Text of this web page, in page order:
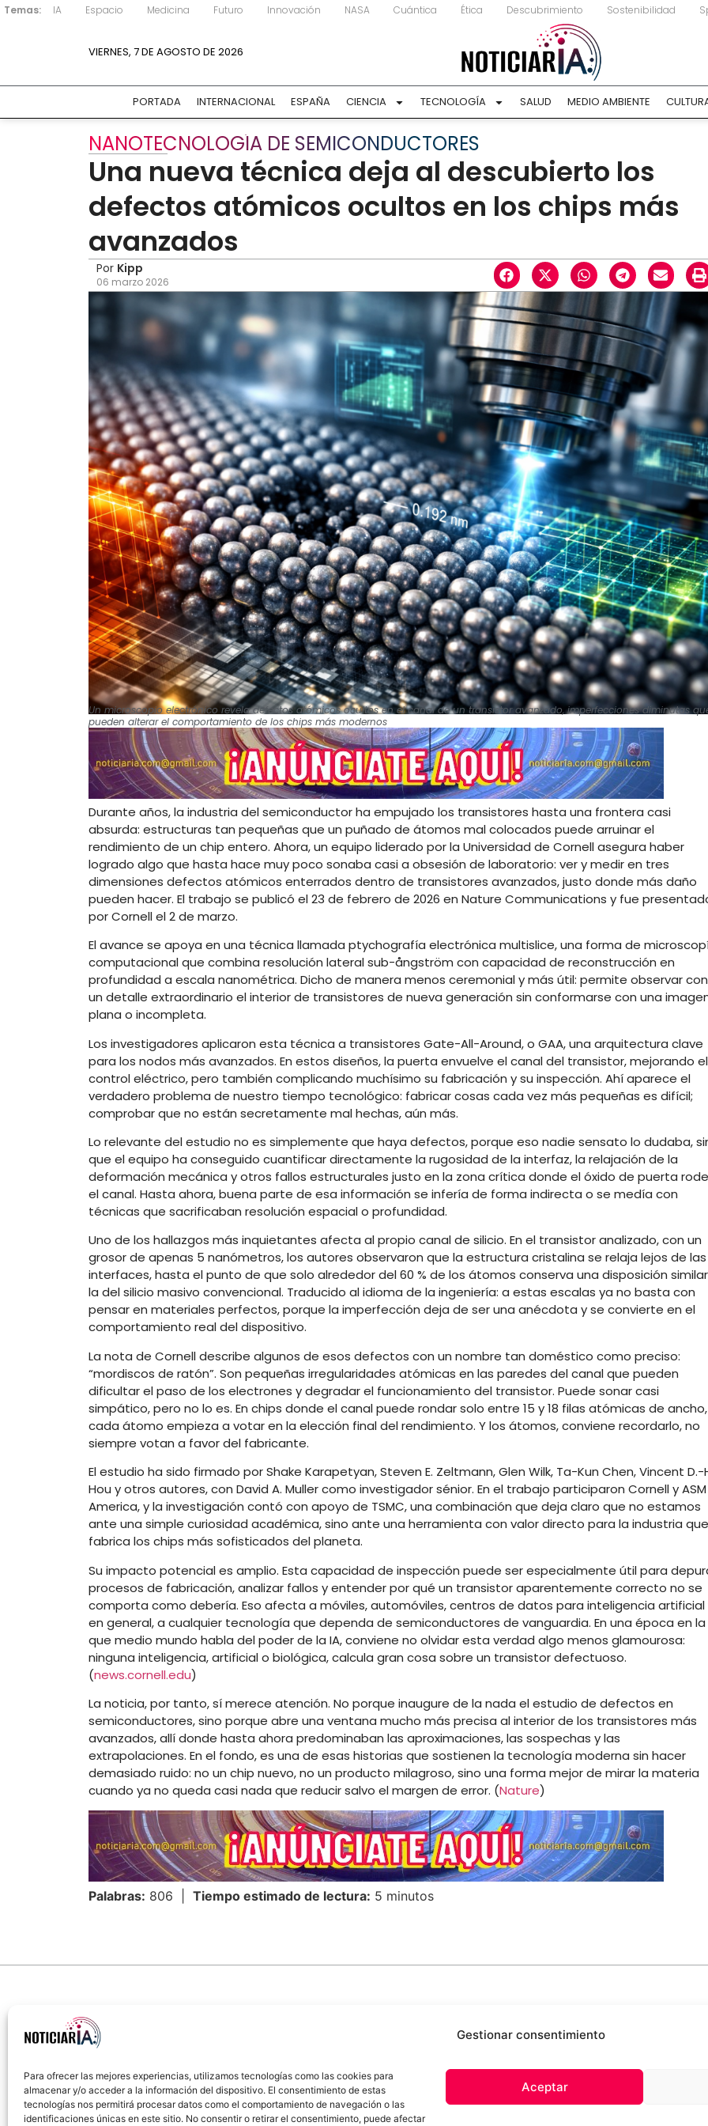
Gestionar consentimiento
Para ofrecer las mejores experiencias, utilizamos tecnologías como las cookies para
almacenar y/o acceder a la información del dispositivo. El consentimiento de estas
tecnologías nos permitirá procesar datos como el comportamiento de navegación o las
identificaciones únicas en este sitio. No consentir o retirar el consentimiento, puede afectar
Aceptar
Temas: IA Espacio Medicina Futuro Innovación NASA Cuántica Ética Descubrimiento Sostenibilidad
VIERNES, 7 DE AGOSTO DE 2026
PORTADA INTERNACIONAL ESPAÑA CIENCIA TECNOLOGÍA SALUD MEDIO AMBIENTE
NANOTECNOLOGÍA DE SEMICONDUCTORES
Una nueva técnica deja al descubierto los
defectos atómicos ocultos en los chips más
avanzados
Por Kipp
06 marzo 2026
Un microscopio electrónico revela defectos atómicos ocultos en el canal de un transistor avanzado, imperfecciones diminutas
pueden alterar el comportamiento de los chips más modernos
Durante años, la industria del semiconductor ha empujado los transistores hasta una frontera casi
absurda: estructuras tan pequeñas que un puñado de átomos mal colocados puede arruinar el
rendimiento de un chip entero. Ahora, un equipo liderado por la Universidad de Cornell asegura haber
logrado algo que hasta hace muy poco sonaba casi a obsesión de laboratorio: ver y medir en tres
dimensiones defectos atómicos enterrados dentro de transistores avanzados, justo donde más daño
pueden hacer. El trabajo se publicó el 23 de febrero de 2026 en Nature Communications y fue
por Cornell el 2 de marzo.
El avance se apoya en una técnica llamada ptychografía electrónica multislice, una forma de
computacional que combina resolución lateral sub-ångström con capacidad de reconstrucción en
profundidad a escala nanométrica. Dicho de manera menos ceremonial y más útil: permite observar con
un detalle extraordinario el interior de transistores de nueva generación sin conformarse con una
plana o incompleta.
Los investigadores aplicaron esta técnica a transistores Gate-All-Around, o GAA, una arquitectura clave
para los nodos más avanzados. En estos diseños, la puerta envuelve el canal del transistor, mejorando el
control eléctrico, pero también complicando muchísimo su fabricación y su inspección. Ahí aparece el
verdadero problema de nuestro tiempo tecnológico: fabricar cosas cada vez más pequeñas es difícil;
comprobar que no están secretamente mal hechas, aún más.
Lo relevante del estudio no es simplemente que haya defectos, porque eso nadie sensato lo dudaba,
que el equipo ha conseguido cuantificar directamente la rugosidad de la interfaz, la relajación de la
deformación mecánica y otros fallos estructurales justo en la zona crítica donde el óxido de puerta
el canal. Hasta ahora, buena parte de esa información se infería de forma indirecta o se medía con
técnicas que sacrificaban resolución espacial o profundidad.
Uno de los hallazgos más inquietantes afecta al propio canal de silicio. En el transistor analizado, con un
grosor de apenas 5 nanómetros, los autores observaron que la estructura cristalina se relaja lejos de las
interfaces, hasta el punto de que solo alrededor del 60 % de los átomos conserva una disposición
la del silicio masivo convencional. Traducido al idioma de la ingeniería: a estas escalas ya no basta con
pensar en materiales perfectos, porque la imperfección deja de ser una anécdota y se convierte en el
comportamiento real del dispositivo.
La nota de Cornell describe algunos de esos defectos con un nombre tan doméstico como preciso:
“mordiscos de ratón”. Son pequeñas irregularidades atómicas en las paredes del canal que pueden
dificultar el paso de los electrones y degradar el funcionamiento del transistor. Puede sonar casi
simpático, pero no lo es. En chips donde el canal puede rondar solo entre 15 y 18 filas atómicas de ancho,
cada átomo empieza a votar en la elección final del rendimiento. Y los átomos, conviene recordarlo, no
siempre votan a favor del fabricante.
El estudio ha sido firmado por Shake Karapetyan, Steven E. Zeltmann, Glen Wilk, Ta-Kun Chen, Vincent D.-
Hou y otros autores, con David A. Muller como investigador sénior. En el trabajo participaron Cornell y ASM
America, y la investigación contó con apoyo de TSMC, una combinación que deja claro que no estamos
ante una simple curiosidad académica, sino ante una herramienta con valor directo para la industria que
fabrica los chips más sofisticados del planeta.
Su impacto potencial es amplio. Esta capacidad de inspección puede ser especialmente útil para
procesos de fabricación, analizar fallos y entender por qué un transistor aparentemente correcto no se
comporta como debería. Eso afecta a móviles, automóviles, centros de datos para inteligencia artificial
en general, a cualquier tecnología que dependa de semiconductores de vanguardia. En una época en la
que medio mundo habla del poder de la IA, conviene no olvidar esta verdad algo menos glamourosa:
ninguna inteligencia, artificial o biológica, calcula gran cosa sobre un transistor defectuoso.
(news.cornell.edu)
La noticia, por tanto, sí merece atención. No porque inaugure de la nada el estudio de defectos en
semiconductores, sino porque abre una ventana mucho más precisa al interior de los transistores más
avanzados, allí donde hasta ahora predominaban las aproximaciones, las sospechas y las
extrapolaciones. En el fondo, es una de esas historias que sostienen la tecnología moderna sin hacer
demasiado ruido: no un chip nuevo, no un producto milagroso, sino una forma mejor de mirar la materia
cuando ya no queda casi nada que reducir salvo el margen de error. (Nature)
Palabras: 806 | Tiempo estimado de lectura: 5 minutos
Sobre Nosotros Política de cookies Política de privacidad Términos y Condiciones Aviso Sobre el Uso de IA